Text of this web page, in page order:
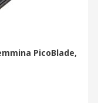
PicoBlade,